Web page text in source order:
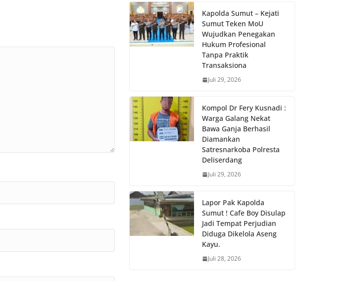
Kapolda Sumut – Kejati
Sumut Teken MoU
Wujudkan Penegakan
Hukum Profesional
Tanpa Praktik
Transaksiona
Juli 29, 2026
Kompol Dr Fery Kusnadi :
Warga Galang Nekat
Bawa Ganja Berhasil
Diamankan
Satresnarkoba Polresta
Deliserdang
Juli 29, 2026
Lapor Pak Kapolda
Sumut ! Cafe Boy Disulap
Jadi Tempat Perjudian
Diduga Dikelola Aseng
Kayu.
Juli 28, 2026